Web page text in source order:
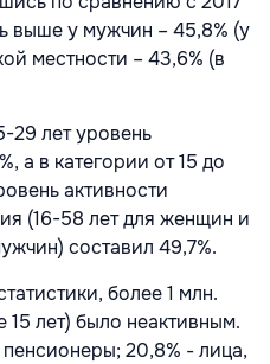
выше у мужчин – 45,8% (у
местности – 43,6% (в
29 лет уровень
а в категории от 15 до
активности
(16-58 лет для женщин и
составил 49,7%.
более 1 млн.
15 лет) было неактивным.
20,8% - лица,